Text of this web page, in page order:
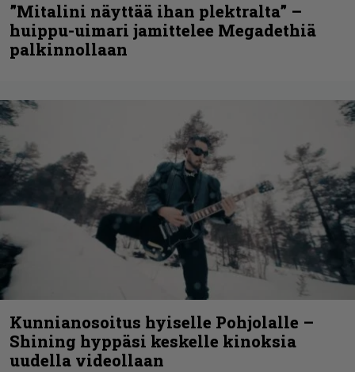
”Mitalini näyttää ihan plektralta” –
huippu-uimari jamittelee Megadethiä
palkinnollaan
Kunnianosoitus hyiselle Pohjolalle –
Shining hyppäsi keskelle kinoksia
uudella videollaan